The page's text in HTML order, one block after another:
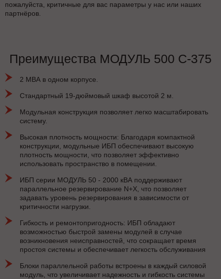
пожалуйста, критичные для вас параметры у нас или наших
партнёров.
Преимущества МОДУЛЬ 500 С-375
2 МВА в одном корпусе.
Стандартный 19-дюймовый шкаф высотой 2 м.
Модульная конструкция позволяет легко масштабировать
систему.
Высокая плотность мощности: Благодаря компактной
конструкции, модульные ИБП обеспечивают высокую
плотность мощности, что позволяет эффективно
использовать пространство в помещении.
ИБП серии МОДУЛЬ 50 - 2000 кВА поддерживают
параллельное резервирование N+X, что позволяет
задавать уровень резервирования в зависимости от
критичности нагрузки.
Гибкость и ремонтопригодность: ИБП обладают
возможностью быстрой замены модулей в случае
возникновения неисправностей, что сокращает время
простоя системы и обеспечивает легкость обслуживания
Блоки параллельной работы встроены в каждый силовой
модуль, что увеличивает надежность и гибкость системы